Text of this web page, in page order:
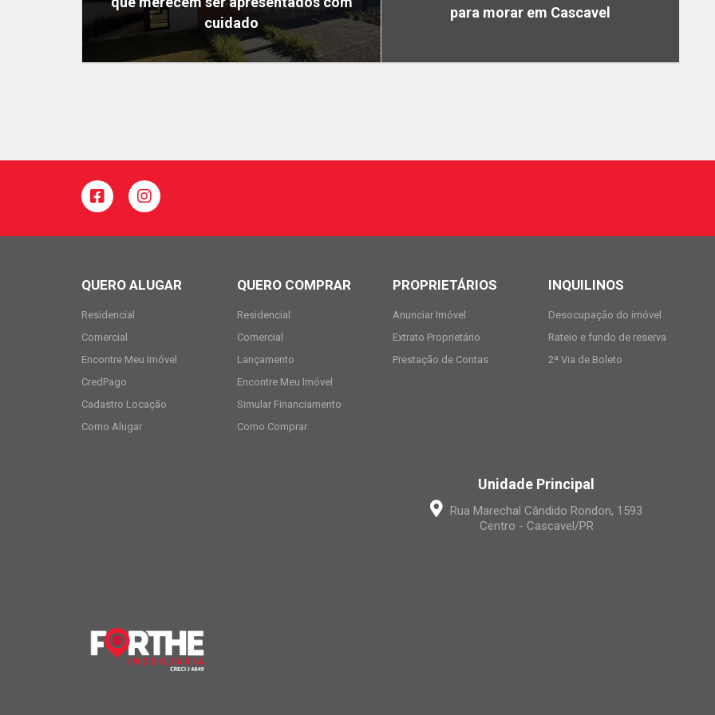
cuidado
para morar em Cascavel
QUERO ALUGAR
Residencial
Comercial
Encontre Meu Imóvel
CredPago
Cadastro Locação
Como Alugar
QUERO COMPRAR
Residencial
Comercial
Lançamento
Encontre Meu Imóvel
Simular Financiamento
Como Comprar
PROPRIETÁRIOS
Anunciar Imóvel
Extrato Proprietário
Prestação de Contas
INQUILINOS
Desocupação do imóvel
Rateio e fundo de reserva
2ª Via de Boleto
Unidade Principal
Rua Marechal Cândido Rondon, 1593
Centro - Cascavel/PR